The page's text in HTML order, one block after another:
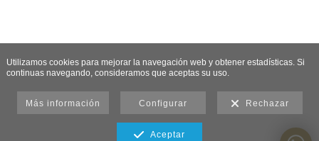
Utilizamos cookies para mejorar la navegación web y obtener estadísticas. Si
continuas navegando, consideramos que aceptas su uso.
Más información Configurar Rechazar
Aceptar